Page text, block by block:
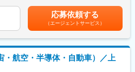
、Go、Ruby、PHP、Python、
、MySQL、Oracle
、Redhat Linux
、Node.js、React、Ruby on Rails、
となく、PL／PMとしての本来の価値を発
ていくことが可能です。
仕様調整、課題整理
案（スケジュール・工数・体制）
・品質管理
レビュー、コード品質方針策定 等）
項目を用意しています）■年収例経験者：月
万円賃金はあくまでも目安の金額であり、
可能性があります。月給(月額)は固定手当を
応募依頼する
（エージェントサービス）
・航空・半導体・自動車）／上